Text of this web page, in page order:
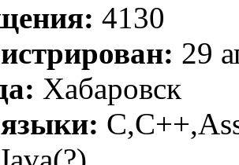
4130
29
Хабаровск